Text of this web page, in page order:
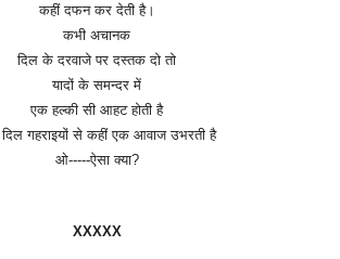
कहीं दफन कर देती है।
कभी अचानक
दिल के दरवाजे पर दस्तक दो तो
यादों के समन्दर में
एक हल्की सी आहट होती है
दिल गहराइयों से कहीं एक आवाज उभरती है
ओ-----ऐसा क्या?
XXXXX